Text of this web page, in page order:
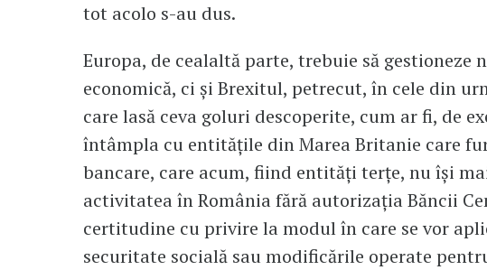
tot acolo s-au dus.
Europa, de cealaltă parte, trebuie să gestioneze
economică, ci și Brexitul, petrecut, în cele din
care lasă ceva goluri descoperite, cum ar fi, de
întâmpla cu entitățile din Marea Britanie care
bancare, care acum, fiind entități terțe, nu își
activitatea în România fără autorizația Băncii
certitudine cu privire la modul în care se vor
securitate socială sau modificările operate